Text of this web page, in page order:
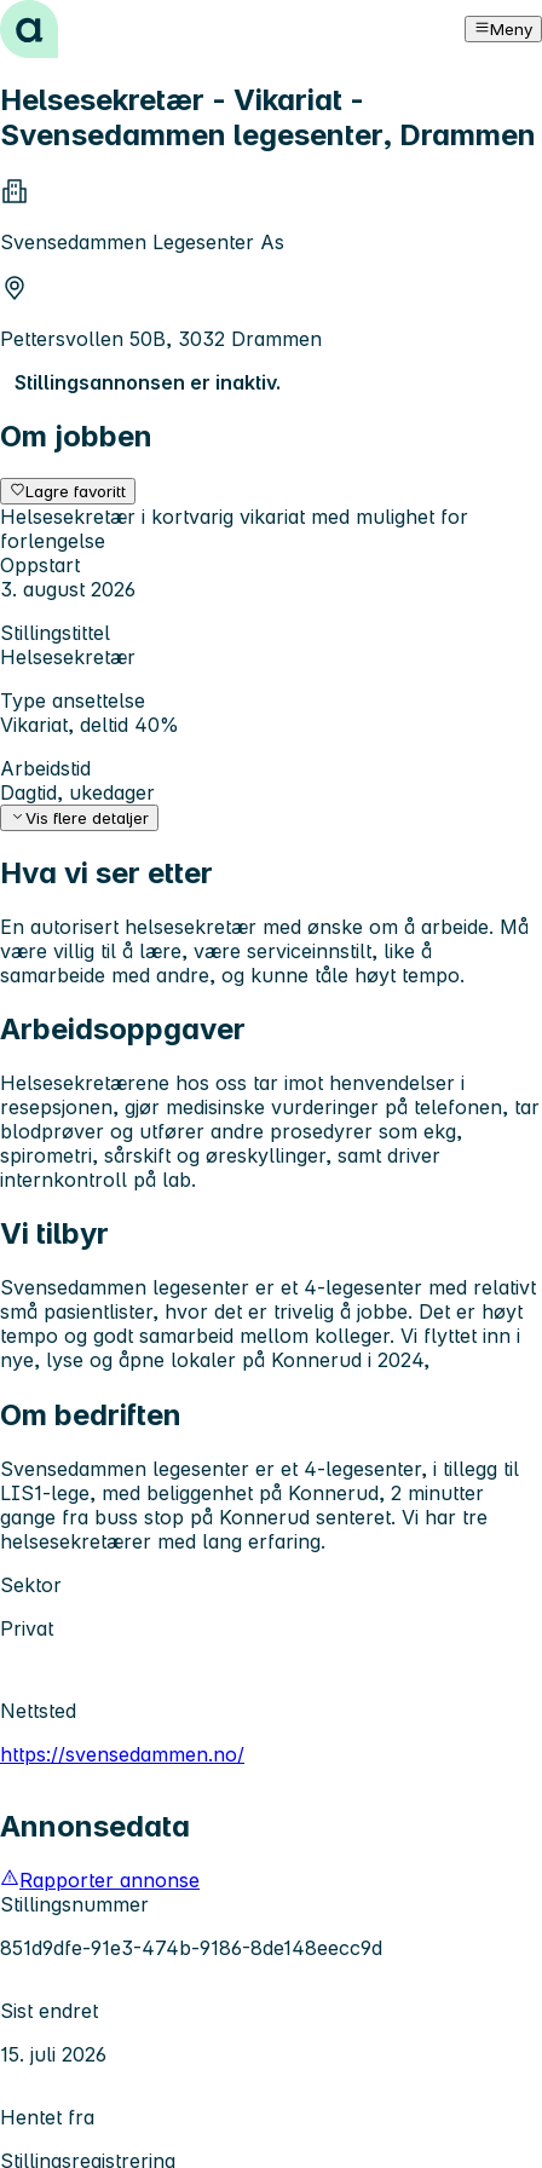
Hopp til innhold Meny
Helsesekretær - Vikariat -
Svensedammen legesenter, Drammen
Svensedammen Legesenter As
Pettersvollen 50B, 3032 Drammen
Stillingsannonsen er inaktiv.
Om jobben
Lagre favoritt
Helsesekretær i kortvarig vikariat med mulighet for
forlengelse
Oppstart
3. august 2026
Stillingstittel
Helsesekretær
Type ansettelse
Vikariat, deltid 40%
Arbeidstid
Dagtid, ukedager
Vis flere detaljer
Hva vi ser etter
En autorisert helsesekretær med ønske om å arbeide. Må
være villig til å lære, være serviceinnstilt, like å
samarbeide med andre, og kunne tåle høyt tempo.
Arbeidsoppgaver
Helsesekretærene hos oss tar imot henvendelser i
resepsjonen, gjør medisinske vurderinger på telefonen, tar
blodprøver og utfører andre prosedyrer som ekg,
spirometri, sårskift og øreskyllinger, samt driver
internkontroll på lab.
Vi tilbyr
Svensedammen legesenter er et 4-legesenter med relativt
små pasientlister, hvor det er trivelig å jobbe. Det er høyt
tempo og godt samarbeid mellom kolleger. Vi flyttet inn i
nye, lyse og åpne lokaler på Konnerud i 2024,
Om bedriften
Svensedammen legesenter er et 4-legesenter, i tillegg til
LIS1-lege, med beliggenhet på Konnerud, 2 minutter
gange fra buss stop på Konnerud senteret. Vi har tre
helsesekretærer med lang erfaring.
Sektor
Privat
Nettsted
https://svensedammen.no/
Annonsedata
Rapporter annonse
Stillingsnummer
851d9dfe-91e3-474b-9186-8de148eecc9d
Sist endret
15. juli 2026
Hentet fra
Stillingsregistrering